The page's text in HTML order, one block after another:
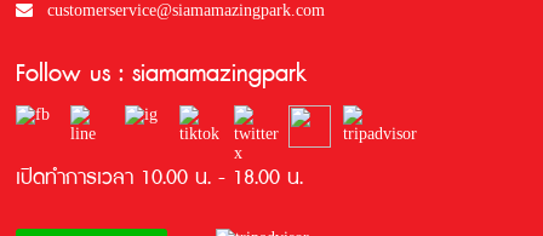
customerservice@siamamazingpark.com
Follow us : siamamazingpark
เปิดทำการเวลา 10.00 น. - 18.00 น.